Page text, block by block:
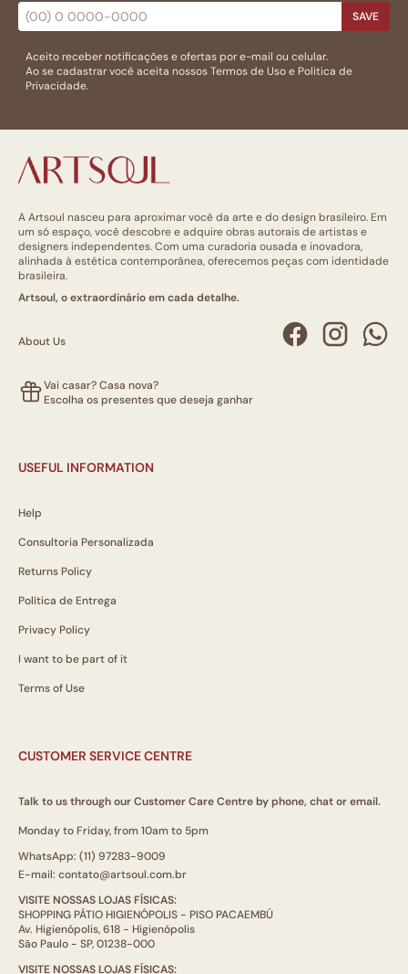
SAVE
Aceito receber notificações e ofertas por e-mail ou celular.
Ao se cadastrar você aceita nossosTermos de Usoe Politica de
Privacidade.
A Artsoul nasceu para aproximar você da arte e do design brasileiro. Em
um só espaço, você descobre e adquire obras autorais de artistas e
designers independentes. Com uma curadoria ousada e inovadora,
alinhada à estética contemporânea, oferecemos peças com identidade
brasileira.
Artsoul, o extraordinário em cada detalhe.
About Us
Vai casar? Casa nova?
Escolha os presentes que deseja ganhar
USEFUL INFORMATION
Help
Consultoria Personalizada
Returns Policy
Política de Entrega
Privacy Policy
I want to be part of it
Terms of Use
CUSTOMER SERVICE CENTRE
Talk to us through our Customer Care Centre by phone, chat or email.
Monday to Friday, from 10am to 5pm
WhatsApp: (11) 97283-9009
E-mail: contato@artsoul.com.br
VISITE NOSSAS LOJAS FÍSICAS:
SHOPPING PÁTIO HIGIENÓPOLIS - PISO PACAEMBÚ
Av. Higienópolis, 618 - Higienópolis
São Paulo - SP, 01238-000
VISITE NOSSAS LOJAS FÍSICAS: